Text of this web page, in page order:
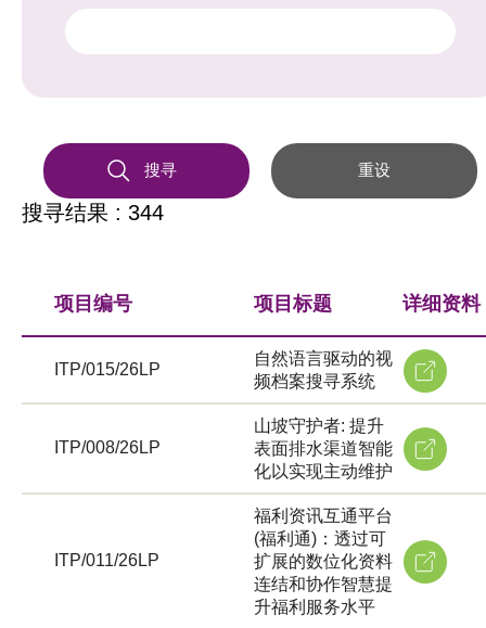
搜寻 重设
搜寻结果 : 344
项目编号 项目标题 详细资料
ITP/015/26LP
自然语言驱动的视
频档案搜寻系统
ITP/008/26LP
山坡守护者: 提升
表面排水渠道智能
化以实现主动维护
ITP/011/26LP
福利资讯互通平台
(福利通)：透过可
扩展的数位化资料
连结和协作智慧提
升福利服务水平